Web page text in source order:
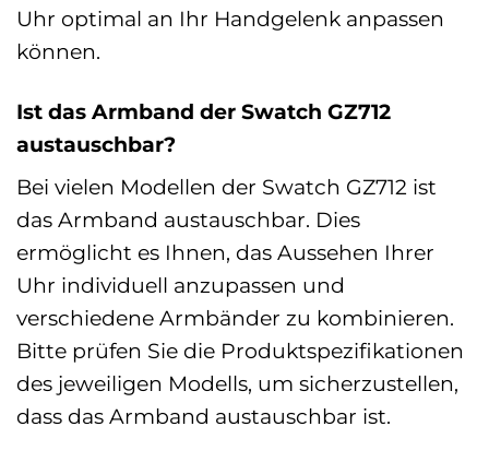
Uhr optimal an Ihr Handgelenk anpassen
können.
Ist das Armband der Swatch GZ712
austauschbar?
Bei vielen Modellen der Swatch GZ712 ist
das Armband austauschbar. Dies
ermöglicht es Ihnen, das Aussehen Ihrer
Uhr individuell anzupassen und
verschiedene Armbänder zu kombinieren.
Bitte prüfen Sie die Produktspezifikationen
des jeweiligen Modells, um sicherzustellen,
dass das Armband austauschbar ist.